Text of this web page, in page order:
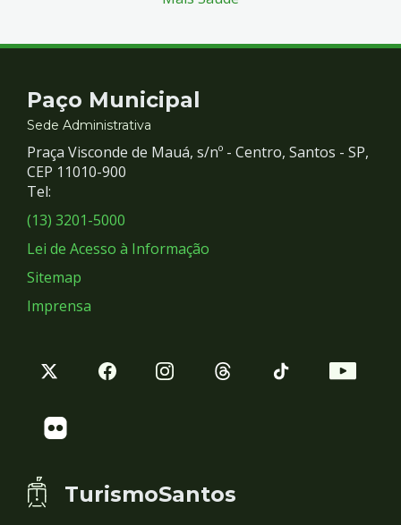
Contato
e
Redes
Sociais
Paço Municipal
Sede Administrativa
Praça Visconde de Mauá, s/nº - Centro, Santos - SP,
CEP 11010-900
Tel:
(13) 3201-5000
Lei de Acesso à Informação
Sitemap
Imprensa
TurismoSantos